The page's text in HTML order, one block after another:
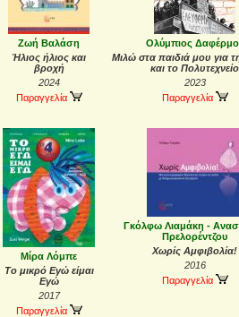
Ζωή Βαλάση
Ήλιος ήλιος και
βροχή
2024
Παραγγελία
Ολύμπιος
Μιλώ στα παιδιά μου για
και το Πολυτεχνείο
2023
Παραγγελία
Μίρα Λόμπε
Το μικρό Εγώ είμαι
Εγώ
2017
Παραγγελία
Γκόλφω Λιαμάκη -
Πρελορέντζου
Χωρίς Αμφιβολία!
2016
Παραγγελία